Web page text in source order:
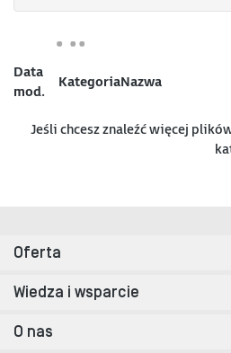
Data
mod.
KategoriaNazwa
Jeśli chcesz znaleźć więcej
Oferta
Wiedza i wsparcie
O nas